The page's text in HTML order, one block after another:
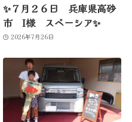
✨７月２６日 兵庫県高砂
市 I様 スペーシア✨
2026年7月26日